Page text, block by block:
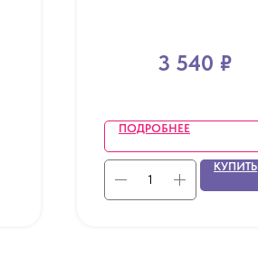
3 540 ₽
ПОДРОБНЕЕ
КУПИТЬ